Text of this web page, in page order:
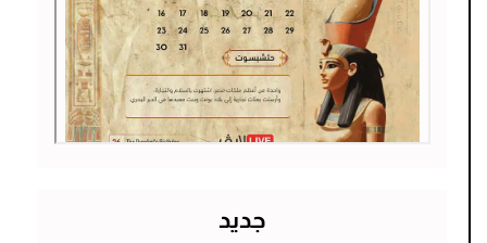
جديد